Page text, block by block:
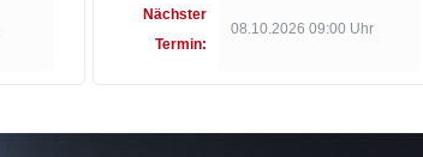
Nächster
Termin:
08.10.2026 09:00 Uhr